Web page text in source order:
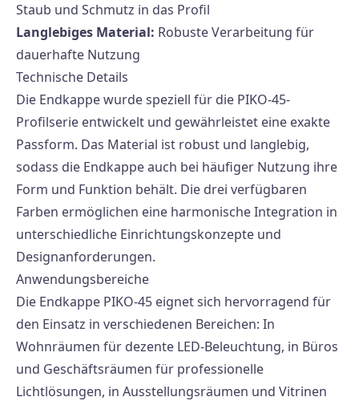
Staub und Schmutz in das Profil
Langlebiges Material: Robuste Verarbeitung für
dauerhafte Nutzung
Technische Details
Die Endkappe wurde speziell für die PIKO-45-
Profilserie entwickelt und gewährleistet eine exakte
Passform. Das Material ist robust und langlebig,
sodass die Endkappe auch bei häufiger Nutzung ihre
Form und Funktion behält. Die drei verfügbaren
Farben ermöglichen eine harmonische Integration in
unterschiedliche Einrichtungskonzepte und
Designanforderungen.
Anwendungsbereiche
Die Endkappe PIKO-45 eignet sich hervorragend für
den Einsatz in verschiedenen Bereichen: In
Wohnräumen für dezente LED-Beleuchtung, in Büros
und Geschäftsräumen für professionelle
Lichtlösungen, in Ausstellungsräumen und Vitrinen